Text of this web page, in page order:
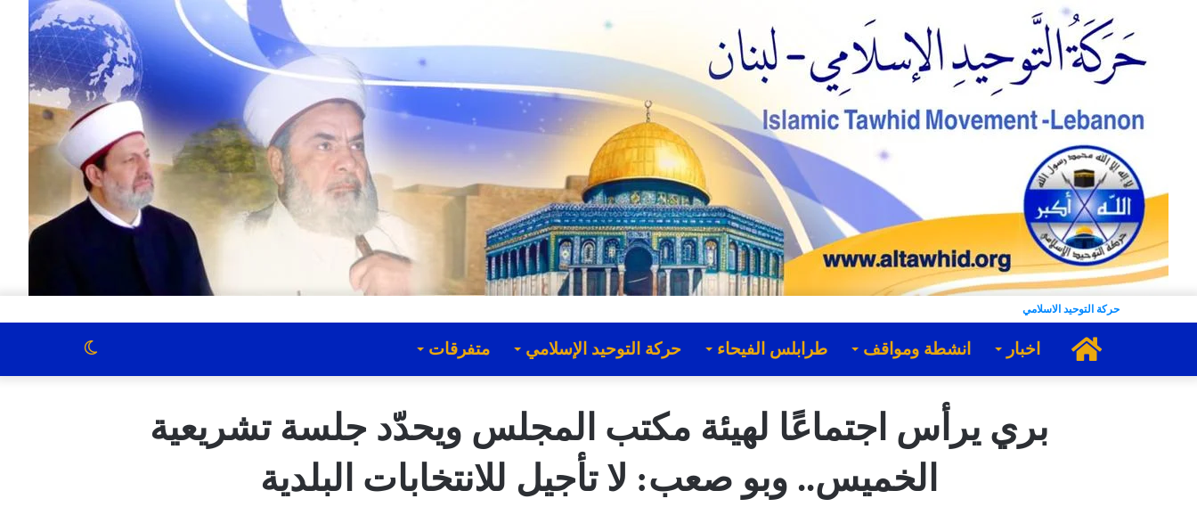
حركة التوحيد الاسلامي
الرئيسية
اخبار انشطة ومواقف طرابلس الفيحاء حركة التوحيد الإسلامي متفرقات الوضع
بري يرأس اجتماعًا لهيئة مكتب المجلس ويحدّد جلسة تشريعية
الخميس.. وبو صعب: لا تأجيل للانتخابات البلدية